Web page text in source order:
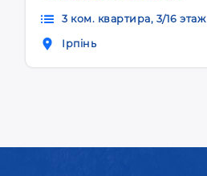
3 ком. квартира, 3/16 этаж
Ірпінь